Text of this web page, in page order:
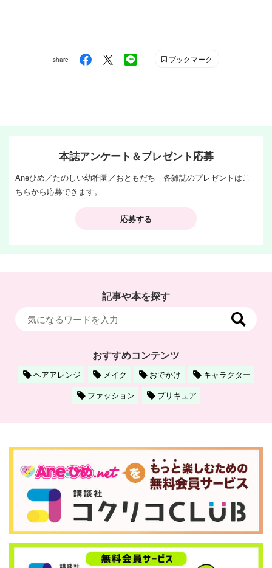
share ブックマーク
本誌アンケート＆プレゼント応募
Aneひめ／たのしい幼稚園／おともだち 各雑誌のプレゼントはこ
ちらから応募できます。
応募する
記事や本を探す
おすすめコンテンツ
ヘアアレンジ メイク おでかけ
キャラクター
ファッション
プリキュア